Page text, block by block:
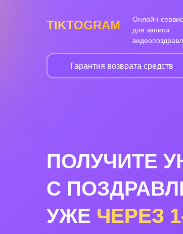
TIKTOGRAM
Онлайн-
для записи
ПОЛУЧИТЕ
С
УЖЕ ЧЕРЕЗ
Гарантия возврата средств